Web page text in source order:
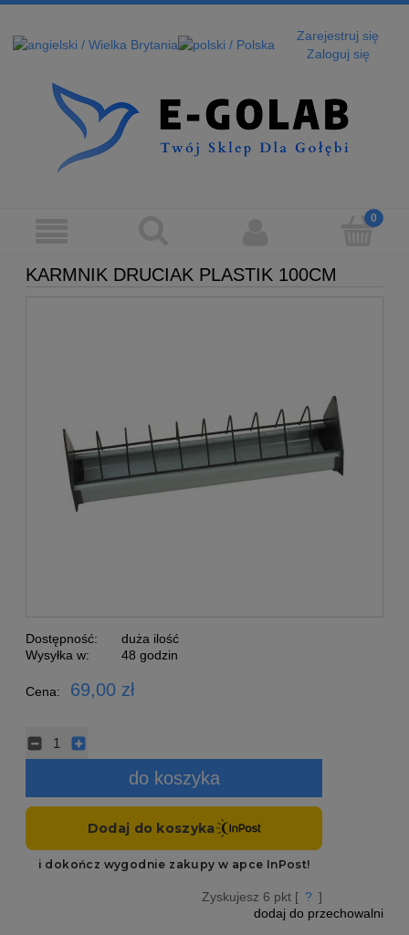
Zarejestruj się
Zaloguj się
KARMNIK DRUCIAK PLASTIK 100CM
Dostępność:
duża ilość
Wysyłka w:
48 godzin
Cena: 69,00 zł
do koszyka
Zyskujesz 6 pkt [ ? ]
dodaj do przechowalni